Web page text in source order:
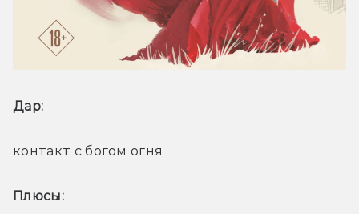
Дар:
контакт с богом огня
Плюсы: